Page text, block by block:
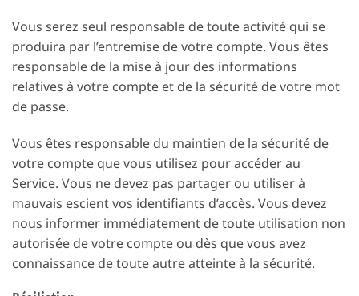
Vous serez seul responsable de toute activité qui se
produira par l’entremise de votre compte. Vous êtes
responsable de la mise à jour des informations
relatives à votre compte et de la sécurité de votre mot
de passe.
Vous êtes responsable du maintien de la sécurité de
votre compte que vous utilisez pour accéder au
Service. Vous ne devez pas partager ou utiliser à
mauvais escient vos identifiants d’accès. Vous devez
nous informer immédiatement de toute utilisation non
autorisée de votre compte ou dès que vous avez
connaissance de toute autre atteinte à la sécurité.